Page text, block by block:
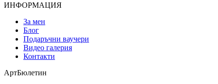
ИНФОРМАЦИЯ
За мен
Блог
Подаръчни ваучери
Видео галерия
Контакти
АртБюлетин